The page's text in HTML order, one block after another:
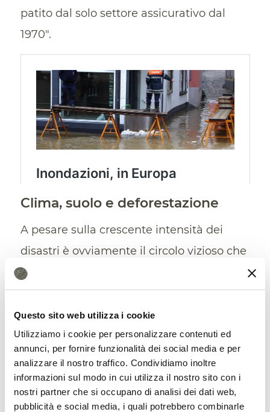
Questo sito web utilizza i cookie
Utilizziamo i cookie per personalizzare contenuti ed
annunci, per fornire funzionalità dei social media e per
analizzare il nostro traffico. Condividiamo inoltre
informazioni sul modo in cui utilizza il nostro sito con i
nostri partner che si occupano di analisi dei dati web,
pubblicità e social media, i quali potrebbero combinarle
patito dal solo settore assicurativo dal
1970″.
Clima, suolo e deforestazione
A pesare sulla crescente intensità dei
disastri è ovviamente il circolo vizioso che
coinvolge tutti quei fenomeni che
concorrono al cambiamento climatico,
inclusi ovviamente il degrado del suolo e
ladeforestazione. Un esempio evidente
viene dall’America Latina dove il livello
del fiume Paraná, che si estende per
quasi 5.000 chilometri attraversando